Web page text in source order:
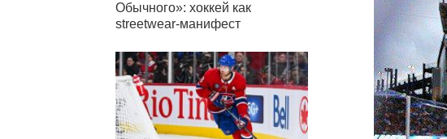
Обычного»: хоккей как
streetwear-манифест